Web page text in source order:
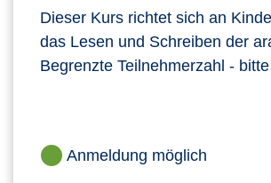
Dieser Kurs richtet sich an
das Lesen und Schreiben der
Begrenzte Teilnehmerzahl -
Anmeldung möglich